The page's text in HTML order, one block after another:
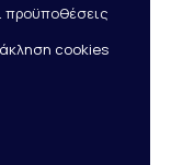
προϋποθέσεις
cookies